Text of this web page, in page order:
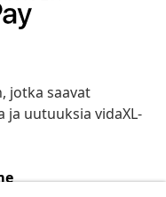
jotka saavat
uutuuksia vidaXL-